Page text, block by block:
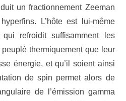
un fractionnement Zeeman
L’hôte est lui-même
refroidit suffisamment les
thermiquement que leur
énergie, et qu’il soient ainsi
de spin permet alors de
de l’émission gamma